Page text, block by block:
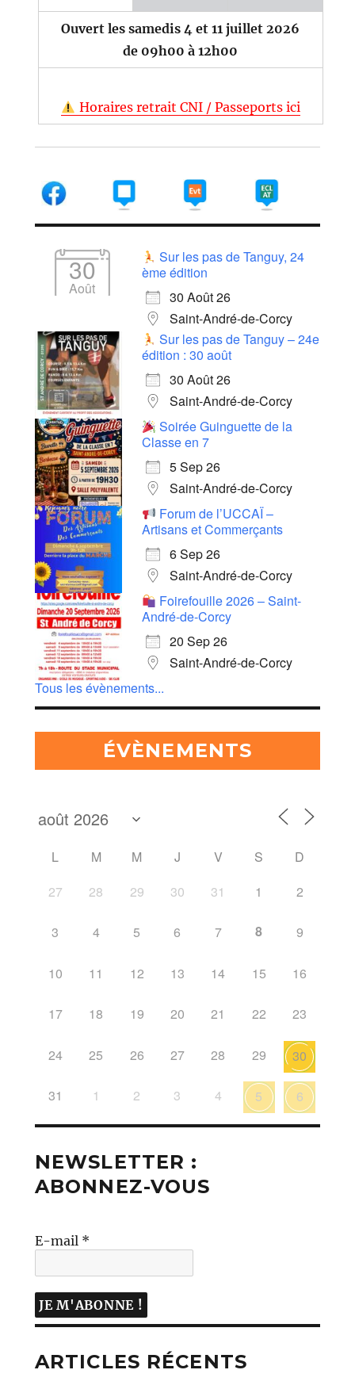
Ouvert les samedis 4 et 11 juillet 2026
de 09h00 à 12h00
Horaires retrait CNI / Passeports ici
30
Août
Sur les pas de Tanguy, 24
ème édition
30 Août 26
Saint-André-de-Corcy
Sur les pas de Tanguy – 24e
édition : 30 août
30 Août 26
Saint-André-de-Corcy
Soirée Guinguette de la
Classe en 7
5 Sep 26
Saint-André-de-Corcy
Forum de l’UCCAÏ –
Artisans et Commerçants
6 Sep 26
Saint-André-de-Corcy
Foirefouille 2026 – Saint-
André-de-Corcy
20 Sep 26
Saint-André-de-Corcy
Tous les évènements...
ÉVÈNEMENTS
L M M J V S
D
27
28 29 30 31 1 2
3 4 5 6 7 8 9
10 11 12 13 14 15 16
17 18 19 20 21 22 23
24 25 26 27 28 29 30
31 1 2 3 4 5 6
NEWSLETTER :
ABONNEZ-VOUS
E-mail *
ARTICLES RÉCENTS